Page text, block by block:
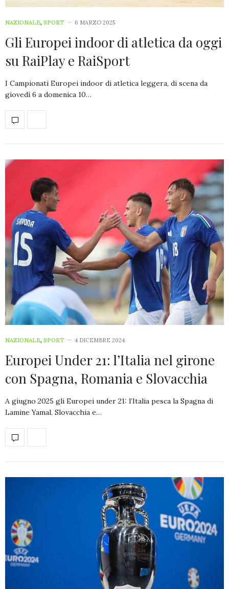
NAZIONALE, SPORT 6 MARZO 2025
Gli Europei indoor di atletica da oggi
su RaiPlay e RaiSport
I Campionati Europei indoor di atletica leggera, di scena da
giovedì 6 a domenica 10…
NAZIONALE, SPORT 4 DICEMBRE 2024
Europei Under 21: l’Italia nel girone
con Spagna, Romania e Slovacchia
A giugno 2025 gli Europei under 21: l’Italia pesca la Spagna di
Lamine Yamal. Slovacchia e…